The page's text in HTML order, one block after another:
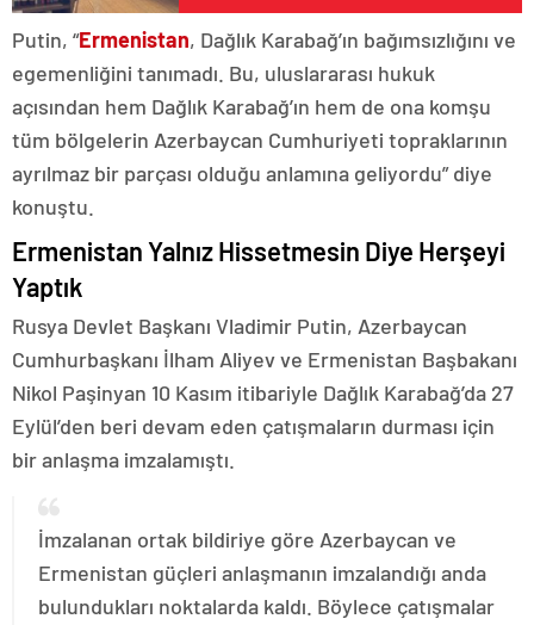
Putin, “Ermenistan, Dağlık Karabağ’ın bağımsızlığını ve
egemenliğini tanımadı. Bu, uluslararası hukuk
açısından hem Dağlık Karabağ’ın hem de ona komşu
tüm bölgelerin Azerbaycan Cumhuriyeti topraklarının
ayrılmaz bir parçası olduğu anlamına geliyordu” diye
konuştu.
Ermenistan Yalnız Hissetmesin Diye Herşeyi
Yaptık
Rusya Devlet Başkanı Vladimir Putin, Azerbaycan
Cumhurbaşkanı İlham Aliyev ve Ermenistan Başbakanı
Nikol Paşinyan 10 Kasım itibariyle Dağlık Karabağ’da 27
Eylül’den beri devam eden çatışmaların durması için
bir anlaşma imzalamıştı.
İmzalanan ortak bildiriye göre Azerbaycan ve
Ermenistan güçleri anlaşmanın imzalandığı anda
bulundukları noktalarda kaldı. Böylece çatışmalar